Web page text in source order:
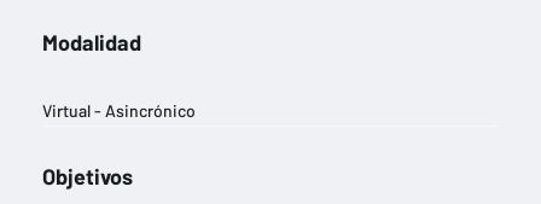
Modalidad
Virtual - Asincrónico
Objetivos